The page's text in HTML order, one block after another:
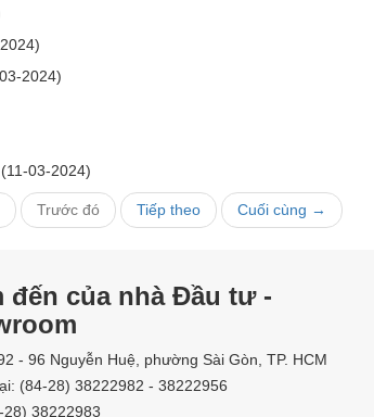
2024)
(11-03-2024)
Trước đó Tiếp theo Cuối cùng →
đến của nhà Đầu tư -
- 96 Nguyễn Huệ, phường Sài Gòn, TP. HCM
(84-28) 38222982 - 38222956
28) 38222983